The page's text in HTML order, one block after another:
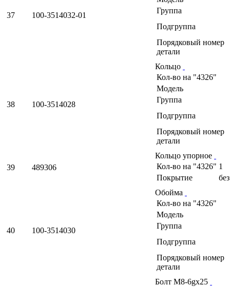
37 100-3514032-01
Группа
Подгруппа
Порядковый номер
детали
38 100-3514028
Кольцо
Кол-во на "4326"
Модель
Группа
Подгруппа
Порядковый номер
детали
39 489306
Кольцо упорное
Кол-во на "4326" 1
Покрытие
40 100-3514030
Обойма
Кол-во на "4326"
Модель
Группа
Подгруппа
Порядковый номер
детали
Болт М8-6gх25